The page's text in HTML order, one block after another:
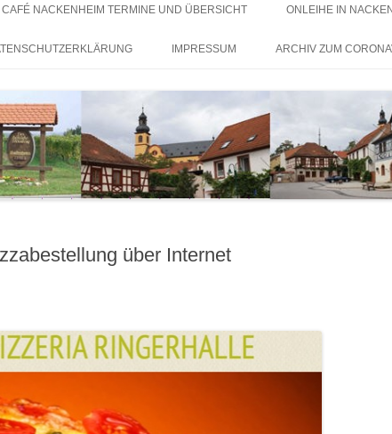
Inhalt
CAFÉ NACKENHEIM TERMINE UND ÜBERSICHT ONLEIHE IN
IMPRESSUM ARCHIV ZUM
über Internet